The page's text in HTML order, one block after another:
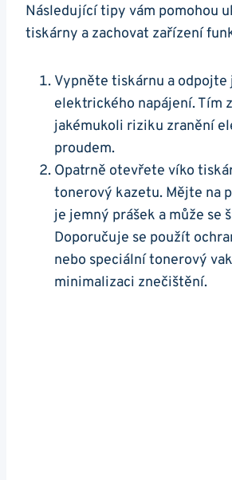
Následující tipy vám pomohou
tiskárny a zachovat zařízení
Vypněte tiskárnu a odpojte
elektrického napájení. Tím
jakémukoli riziku zranění
proudem.
Opatrně otevřete víko
tonerový kazetu. Mějte na
je jemný prášek a může se
Doporučuje se použít
nebo speciální tonerový
minimalizaci znečištění.